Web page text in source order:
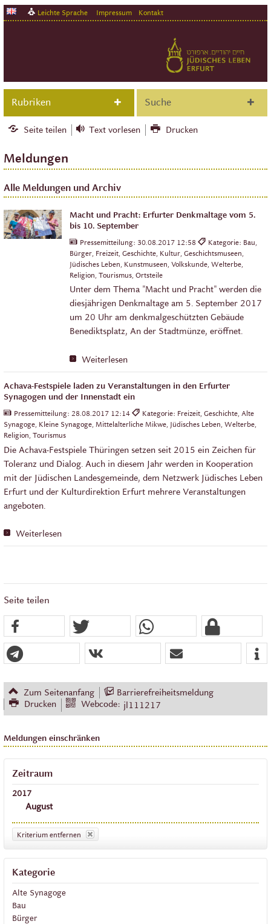
Leichte Sprache Impressum Kontakt
Rubriken Suche
Seite teilen Text vorlesen Drucken
Meldungen
Alle Meldungen und Archiv
Macht und Pracht: Erfurter Denkmaltage vom 5.
bis 10. September
Pressemitteilung: 30.08.2017 12:58
Kategorie: Bau,
Bürger, Freizeit, Geschichte, Kultur, Geschichtsmuseen,
Jüdisches Leben, Kunstmuseen, Volkskunde, Welterbe,
Religion, Tourismus, Ortsteile
Unter dem Thema "Macht und Pracht" werden die
diesjährigen Denkmaltage am 5. September 2017
um 20 Uhr am denkmalgeschützten Gebäude
Benediktsplatz, An der Stadtmünze, eröffnet.
Weiterlesen
Achava-Festspiele laden zu Veranstaltungen in den Erfurter
Synagogen und der Innenstadt ein
Pressemitteilung: 28.08.2017 12:14
Kategorie: Freizeit, Geschichte, Alte
Synagoge, Kleine Synagoge, Mittelalterliche Mikwe, Jüdisches Leben, Welterbe,
Religion, Tourismus
Die Achava-Festspiele Thüringen setzen seit 2015 ein Zeichen für
Toleranz und Dialog. Auch in diesem Jahr werden in Kooperation
mit der Jüdischen Landesgemeinde, dem Netzwerk Jüdisches Leben
Erfurt und der Kulturdirektion Erfurt mehrere Veranstaltungen
angeboten.
Weiterlesen
Seite teilen
Zum Seitenanfang
Barrierefreiheitsmeldung
Drucken
Webcode: jl111217
Meldungen einschränken
Zeitraum
2017
August
Kriterium entfernen
Kategorie
Alte Synagoge
Bau
Bürger